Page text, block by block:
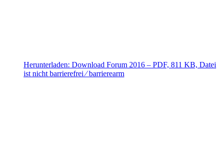
Herunterladen: Download Forum 2016 – PDF, 811 KB, Datei
ist nicht barrierefrei ⁄ barrierearm